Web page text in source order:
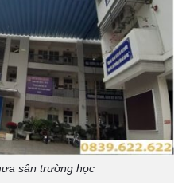
sân trường học